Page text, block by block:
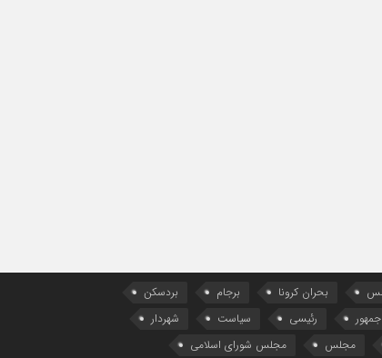
بحران کرونا برجام
بردسکن
رئیسی سیاست
شهردار
مجلس مجلس شورای اسلامی